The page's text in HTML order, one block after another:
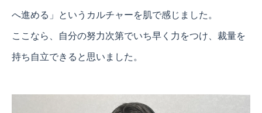
へ進める」というカルチャーを肌で感じました。
ここなら、自分の努力次第でいち早く力をつけ、裁量を
持ち自立できると思いました。